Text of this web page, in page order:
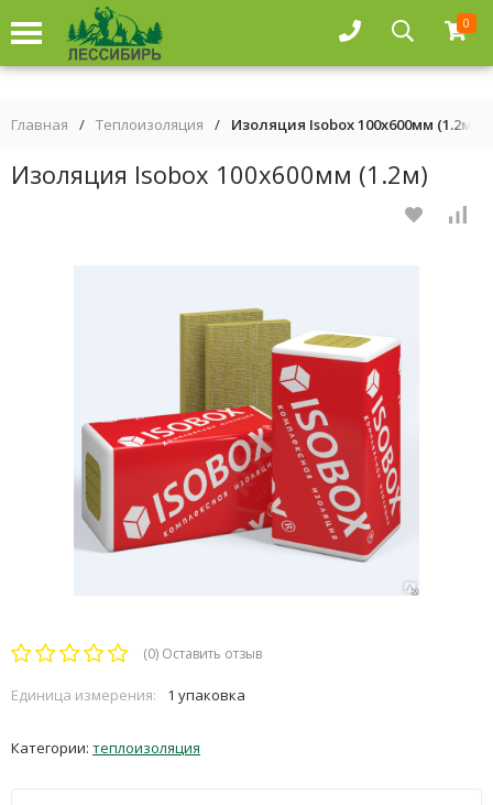
0
Главная / Теплоизоляция / Изоляция Isobox 100x600мм (1.2м)
Изоляция Isobox 100x600мм (1.2м)
(0) Оставить отзыв
Единица измерения: 1 упаковка
Категории: теплоизоляция